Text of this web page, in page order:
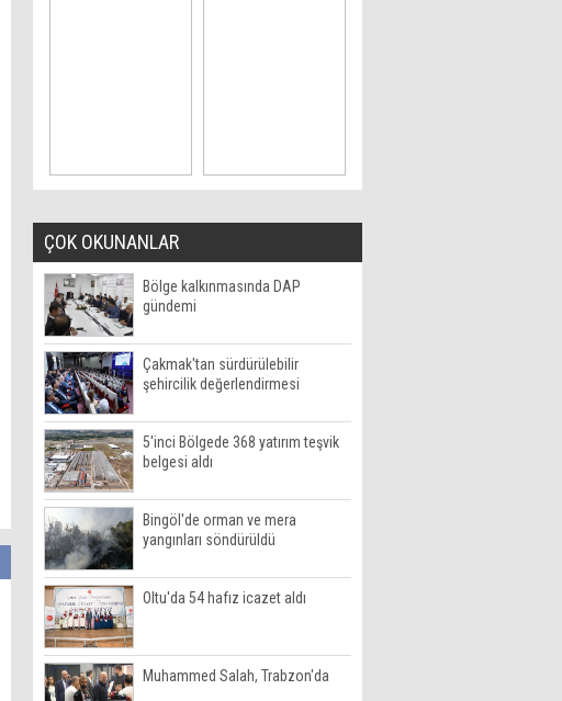
ÇOK OKUNANLAR
Bölge kalkınmasında DAP
gündemi
Çakmak'tan sürdürülebilir
şehircilik değerlendirmesi
5'inci Bölgede 368 yatırım teşvik
belgesi aldı
Bingöl'de orman ve mera
yangınları söndürüldü
Oltu'da 54 hafız icazet aldı
Muhammed Salah, Trabzon'da